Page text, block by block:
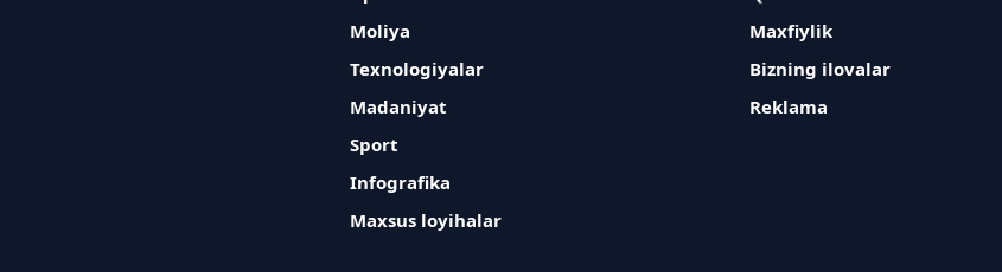
Moliya
Texnologiyalar
Madaniyat
Sport
Infografika
Maxsus loyihalar
Maxfiylik
Bizning ilovalar
Reklama